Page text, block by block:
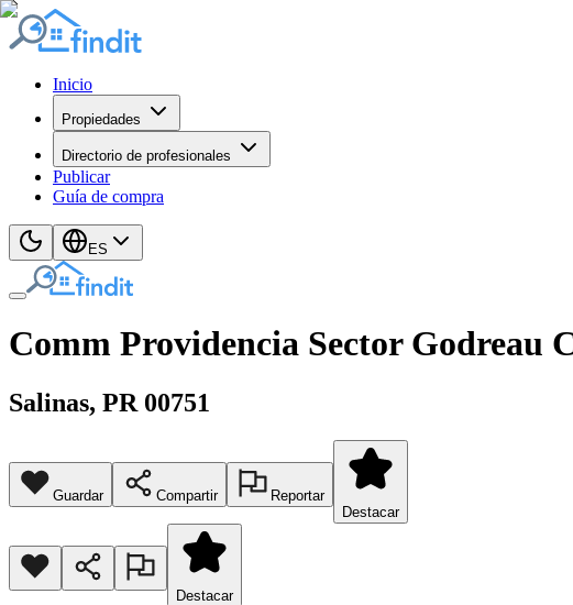
Inicio
Propiedades
Directorio de profesionales
Publicar
Guía de compra
ES
Comm Providencia Sector Godreau
Salinas, PR 00751
Guardar Compartir
Reportar
Destacar
Destacar